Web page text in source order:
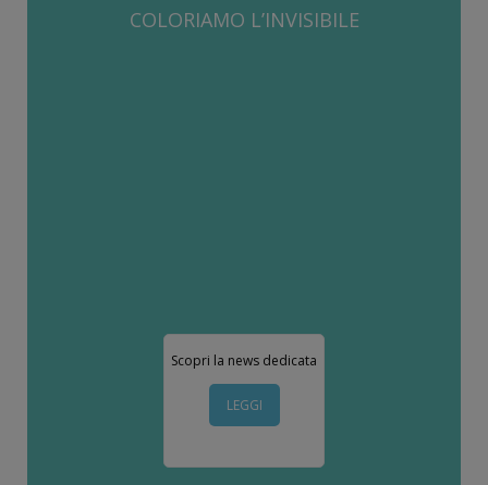
COLORIAMO L’INVISIBILE
Scopri la news dedicata
LEGGI